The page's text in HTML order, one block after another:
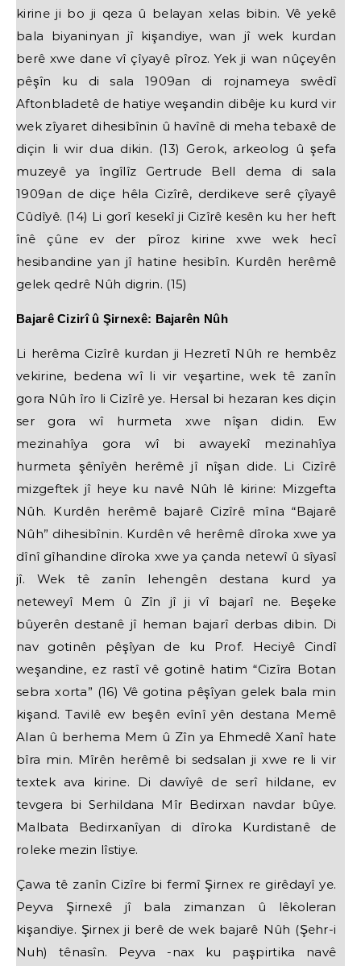
kirine ji bo ji qeza û belayan xelas bibin. Vê yekê
bala biyaninyan jî kişandiye, wan jî wek kurdan
berê xwe dane vî çîyayê pîroz. Yek ji wan nûçeyên
pêşîn ku di sala 1909an di rojnameya swêdî
Aftonbladetê de hatiye weşandin dibêje ku kurd vir
wek zîyaret dihesibînin û havînê di meha tebaxê de
diçin li wir dua dikin. (13) Gerok, arkeolog û şefa
muzeyê ya îngîlîz Gertrude Bell dema di sala
1909an de diçe hêla Cizîrê, derdikeve serê çîyayê
Cûdîyê. (14) Li gorî kesekî ji Cizîrê kesên ku her heft
înê çûne ev der pîroz kirine xwe wek hecî
hesibandine yan jî hatine hesibîn. Kurdên herêmê
gelek qedrê Nûh digrin. (15)
Bajarê Cizirî û Şirnexê: Bajarên Nûh
Li herêma Cizîrê kurdan ji Hezretî Nûh re hembêz
vekirine, bedena wî li vir veşartine, wek tê zanîn
gora Nûh îro li Cizîrê ye. Hersal bi hezaran kes diçin
ser gora wî hurmeta xwe nîşan didin. Ew
mezinahîya gora wî bi awayekî mezinahîya
hurmeta şênîyên herêmê jî nîşan dide. Li Cizîrê
mizgeftek jî heye ku navê Nûh lê kirine: Mizgefta
Nûh. Kurdên herêmê bajarê Cizîrê mîna “Bajarê
Nûh” dihesibînin. Kurdên vê herêmê dîroka xwe ya
dînî gîhandine dîroka xwe ya çanda netewî û sîyasî
jî. Wek tê zanîn lehengên destana kurd ya
neteweyî Mem û Zîn jî ji vî bajarî ne. Beşeke
bûyerên destanê jî heman bajarî derbas dibin. Di
nav gotinên pêşîyan de ku Prof. Heciyê Cindî
weşandine, ez rastî vê gotinê hatim “Cizîra Botan
sebra xorta” (16) Vê gotina pêşîyan gelek bala min
kişand. Tavilê ew beşên evînî yên destana Memê
Alan û berhema Mem û Zîn ya Ehmedê Xanî hate
bîra min. Mîrên herêmê bi sedsalan ji xwe re li vir
textek ava kirine. Di dawîyê de serî hildane, ev
tevgera bi Serhildana Mîr Bedirxan navdar bûye.
Malbata Bedirxanîyan di dîroka Kurdistanê de
roleke mezin lîstiye.
Çawa tê zanîn Cizîre bi fermî Şirnex re girêdayî ye.
Peyva Şirnexê jî bala zimanzan û lêkoleran
kişandiye. Şirnex ji berê de wek bajarê Nûh (Şehr-i
Nuh) tênasîn. Peyva -nax ku paşpirtika navê